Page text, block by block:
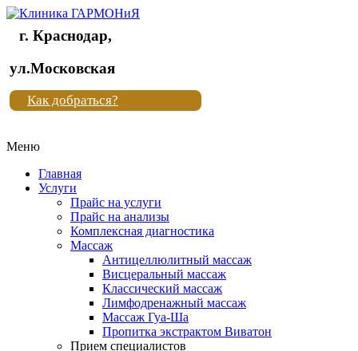
Клиника
"Новая
жизнь"
Клиника
жизнь"
г. Краснодар,
ул.Московская
Как добраться?
Меню
Главная
Услуги
Прайс на услуги
Прайс на анализы
Комплексная диагностика
Массаж
Антицеллюлитный массаж
Висцеральный массаж
Классический массаж
Лимфодренажный массаж
Массаж Гуа-Ша
Пропитка экстрактом Виватон
Прием специалистов